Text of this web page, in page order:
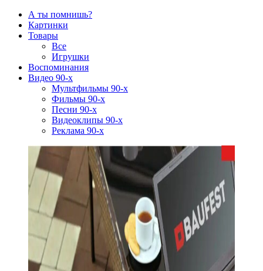
А ты помнишь?
Картинки
Товары
Все
Игрушки
Воспоминания
Видео 90-х
Мультфильмы 90-х
Фильмы 90-х
Песни 90-х
Видеоклипы 90-х
Реклама 90-х